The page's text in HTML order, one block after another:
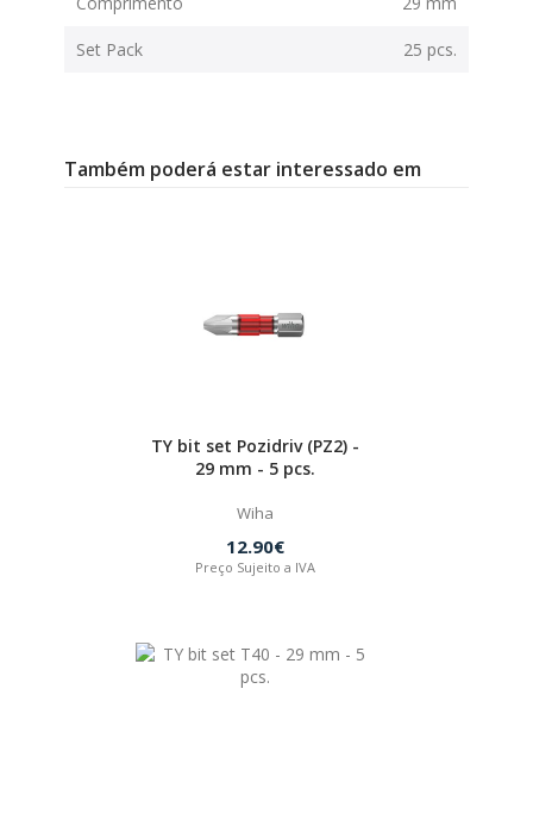
Set Pack 25 pcs.
Também poderá estar interessado em
TY bit set Pozidriv (PZ2) -
29 mm - 5 pcs.
Wiha
12.90€
Preço Sujeito a IVA